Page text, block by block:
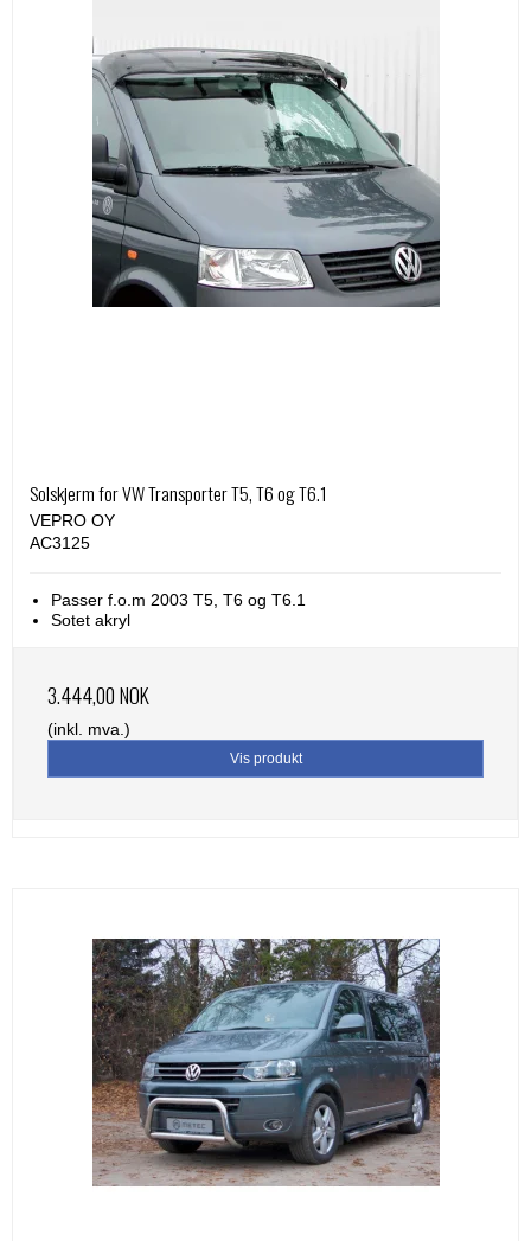
Solskjerm for VW Transporter T5, T6 og T6.1
VEPRO OY
AC3125
Passer f.o.m 2003 T5, T6 og T6.1
Sotet akryl
3.444,00 NOK
(inkl. mva.)
Vis produkt